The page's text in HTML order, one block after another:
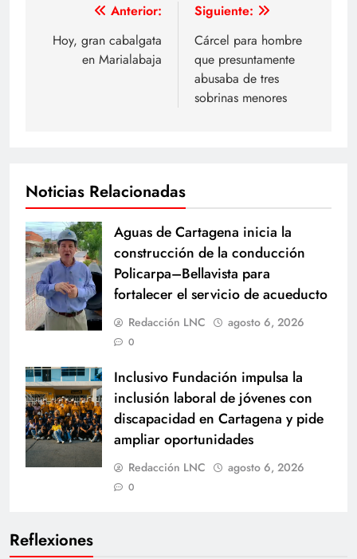
Reflexiones
Navegación
de
entradas
Anterior:
Hoy, gran cabalgata
en Marialabaja
Siguiente:
Cárcel para hombre
que presuntamente
abusaba de tres
sobrinas menores
Noticias Relacionadas
Aguas de Cartagena inicia la
construcción de la conducción
Policarpa–Bellavista para
fortalecer el servicio de acueducto
Redacción LNC agosto 6, 2026
0
Inclusivo Fundación impulsa la
inclusión laboral de jóvenes con
discapacidad en Cartagena y pide
ampliar oportunidades
Redacción LNC agosto 6, 2026
0